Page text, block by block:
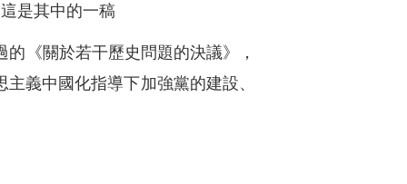
是其中的一稿
《關於若干歷史問題的決議》，
義中國化指導下加強黨的建設、